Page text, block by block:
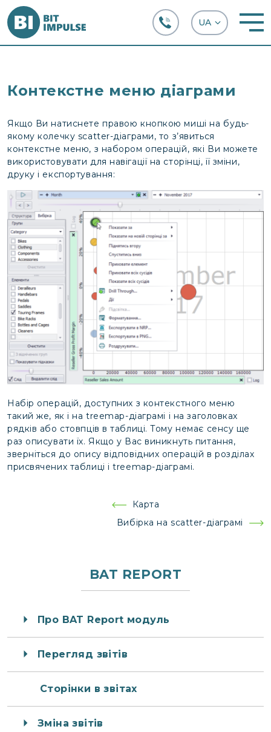
Контекстне меню діаграми
Якщо Ви натиснете правою кнопкою миші на будь-
якому колечку scatter-діаграми, то з’явиться
контекстне меню, з набором операцій, які Ви можете
використовувати для навігації на сторінці, її зміни,
друку і експортування:
Набір операцій, доступних з контекстного меню
такий же, як і на treemap-діаграмі і на заголовках
рядків або стовпців в таблиці. Тому немає сенсу ще
раз описувати їх. Якщо у Вас виникнуть питання,
зверніться до опису відповідних операцій в розділах
присвячених таблиці і treemap-діаграмі.
Карта
Вибірка на scatter-діаграмі
BAT REPORT
Про BAT Report модуль
Перегляд звітів
Сторінки в звітах
Зміна звітів